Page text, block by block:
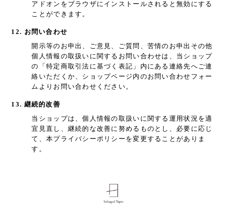
アドオンをブラウザにインストールされると無効にする
ことができます。
12. お問い合わせ
開示等のお申出、ご意見、ご質問、苦情のお申出その他
個人情報の取扱いに関するお問い合わせは、当ショップ
の「特定商取引法に基づく表記」内にある連絡先へご連
絡いただくか、ショップページ内のお問い合わせフォー
ムよりお問い合わせください。
13. 継続的改善
当ショップは、個人情報の取扱いに関する運用状況を適
宜見直し、継続的な改善に努めるものとし、必要に応じ
て、本プライバシーポリシーを変更することがありま
す。